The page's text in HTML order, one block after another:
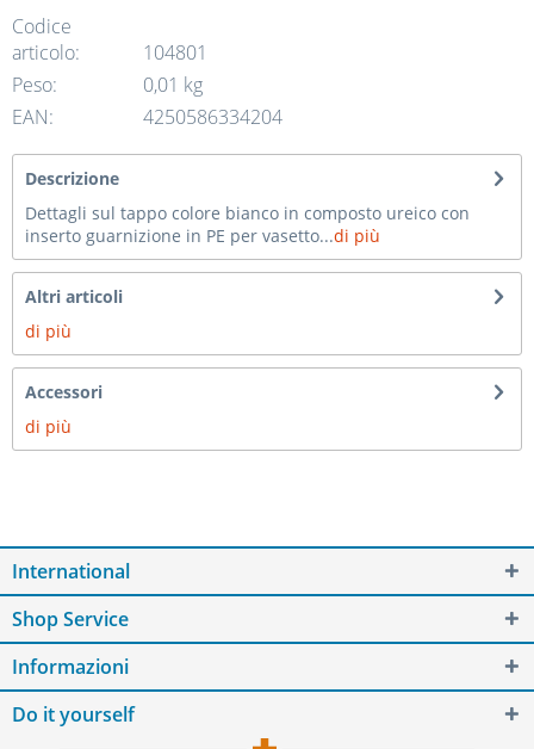
Codice
articolo:
104801
Peso:
0,01 kg
EAN:
4250586334204
Descrizione
Dettagli sul tappo colore bianco in composto ureico con
inserto guarnizione in PE per vasetto...di più
Altri articoli
di più
Accessori
di più
International
Shop Service
Informazioni
Do it yourself